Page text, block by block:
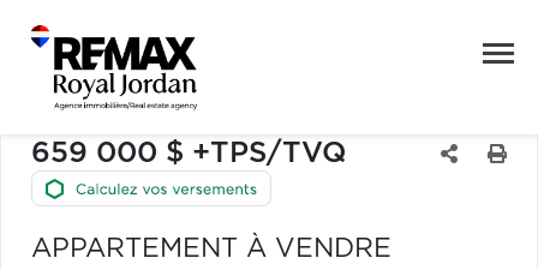
659 000 $ +TPS/TVQ
APPARTEMENT À VENDRE